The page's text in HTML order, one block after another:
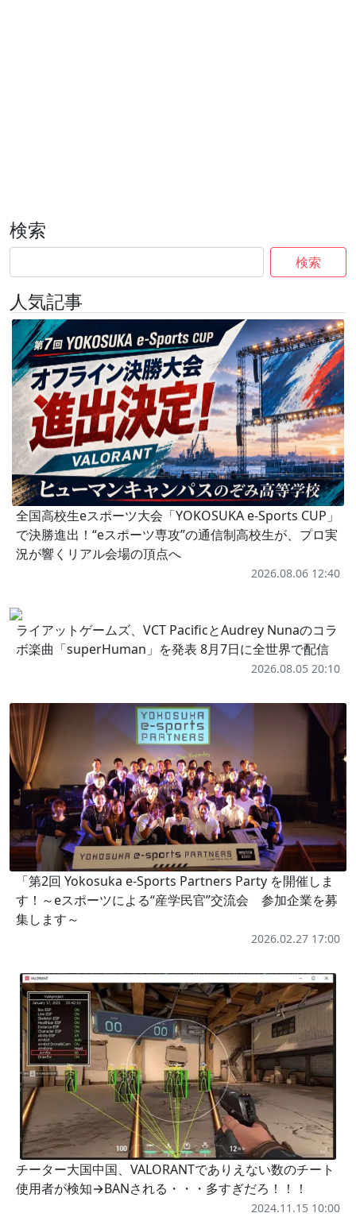
検索
検索
人気記事
全国高校生eスポーツ大会「YOKOSUKA e-Sports CUP」
で決勝進出！“eスポーツ専攻”の通信制高校生が、プロ実
況が響くリアル会場の頂点へ
2026.08.06 12:40
ライアットゲームズ、VCT PacificとAudrey Nunaのコラ
ボ楽曲「superHuman」を発表 8月7日に全世界で配信
2026.08.05 20:10
「第2回 Yokosuka e-Sports Partners Party を開催しま
す！～eスポーツによる“産学民官”交流会 参加企業を募
集します～
2026.02.27 17:00
チーター大国中国、VALORANTでありえない数のチート
使用者が検知→BANされる・・・多すぎだろ！！！
2024.11.15 10:00